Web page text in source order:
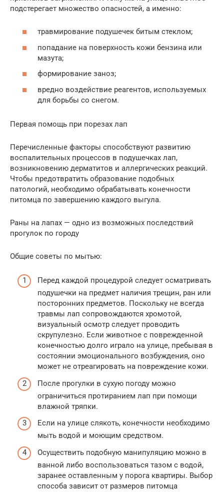
подстерегает множество опасностей, а именно:
травмирование подушечек битым стеклом;
попадание на поверхность кожи бензина или
мазута;
формирование заноз;
вредно воздействие реагентов, используемых
для борьбы со снегом.
Первая помощь при порезах лап
Перечисленные факторы способствуют развитию
воспалительных процессов в подушечках лап,
возникновению дерматитов и аллергических реакций.
Чтобы предотвратить образование подобных
патологий, необходимо обрабатывать конечности
питомца по завершению каждого выгула.
Раны на лапах — одно из возможных последствий
прогулок по городу
Общие советы по мытью:
Перед каждой процедурой следует осматривать
подушечки на предмет наличия трещин, ран или
посторонних предметов. Поскольку не всегда
травмы лап сопровождаются хромотой,
визуальный осмотр следует проводить
скрупулезно. Если животное с поврежденной
конечностью долго играло на улице, пребывая в
состоянии эмоционального возбуждения, оно
может не отреагировать на повреждение кожи.
После прогулки в сухую погоду можно
ограничиться протиранием лап при помощи
влажной тряпки.
Если на улице слякоть, конечности необходимо
мыть водой и моющим средством.
Осуществить подобную манипуляцию можно в
ванной либо воспользоваться тазом с водой,
заранее оставленным у порога квартиры. Выбор
способа зависит от размеров питомца